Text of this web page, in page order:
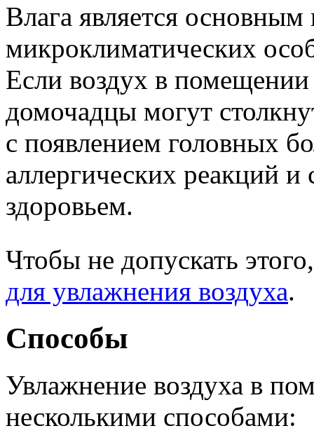
Влага является основным
микроклиматических
Если воздух в
домочадцы могут
с появлением головных
аллергических реакций
здоровьем.
Чтобы не допускать
для увлажнения воздуха.
Способы
Увлажнение воздуха в
несколькими способами: